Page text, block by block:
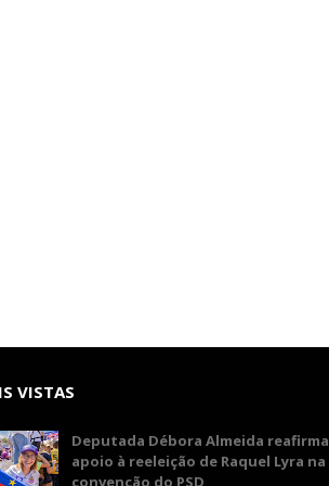
VISTAS
Deputada Débora Almeida reafirma
apoio à reeleição de Raquel Lyra na
convenção do PSD